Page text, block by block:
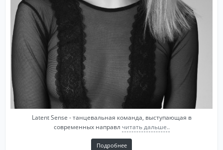
Latent Sense - танцевальная команда, выступающая в
современных направл читать дальше..
Подробнее